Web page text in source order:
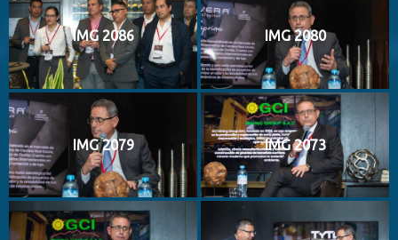
IMG 2086 IMG 2080
IMG 2079 IMG 2073